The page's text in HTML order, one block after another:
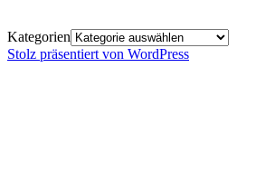
Kategorien
Stolz präsentiert von WordPress